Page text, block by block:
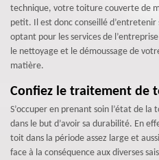
technique, votre toiture couverte de
petit. Il est donc conseillé
optant pour les services de
le nettoyage et le démoussage de
matière.
Confiez le traitement de
S’occuper en prenant soin l’état de
dans le but d’avoir sa durabilité. En
toit dans la période assez large et
face à la conséquence aux diverses